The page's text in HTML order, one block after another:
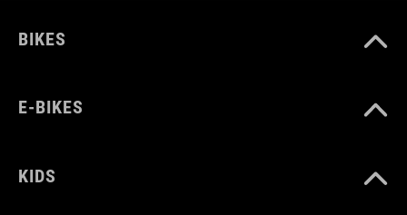
BIKES
E-BIKES
KIDS